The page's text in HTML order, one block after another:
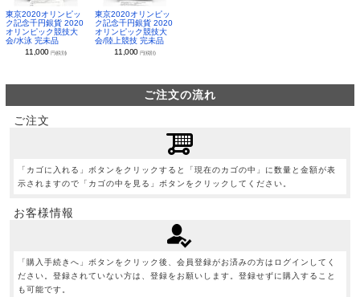
東京2020オリンピッ
ク記念千円銀貨 2020
オリンピック競技大
会/水泳 完未品
11,000円(税別)
東京2020オリンピッ
ク記念千円銀貨 2020
オリンピック競技大
会/陸上競技 完未品
11,000 円(税別)
ご注文の流れ
ご注文
「カゴに入れる」ボタンをクリックすると「現在のカゴの中」に数量と金額が表
示されますので「カゴの中を見る」ボタンをクリックしてください。
お客様情報
「購入手続きへ」ボタンをクリック後、会員登録がお済みの方はログインしてく
ださい。登録されていない方は、登録をお願いします。登録せずに購入すること
も可能です。